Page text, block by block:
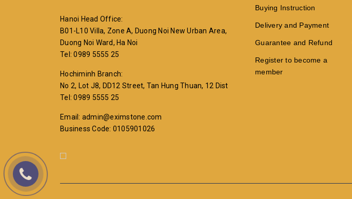
Hanoi Head Office:
B01-L10 Villa, Zone A, Duong Noi New Urban Area,
Duong Noi Ward, Ha Noi
Tel: 0989 5555 25
Hochiminh Branch:
No 2, Lot J8, DD12 Street, Tan Hung Thuan, 12 Dist
Tel: 0989 5555 25
Email: admin@eximstone.com
Business Code: 0105901026
Buying Instruction
Delivery and Payment
Guarantee and Refund
Register to become a
member